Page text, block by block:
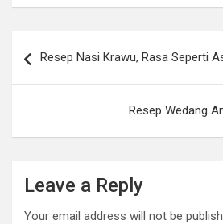
navigation
Resep Nasi Krawu, Rasa Seperti
Resep Wedang
Leave a Reply
Your email address will not be